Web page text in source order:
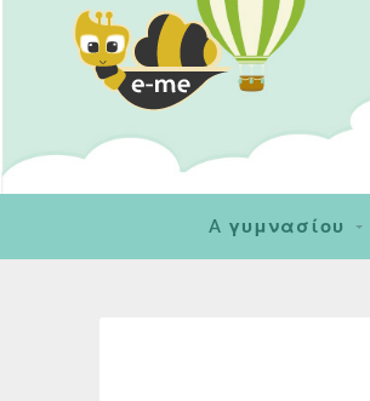
A γυμνασίου